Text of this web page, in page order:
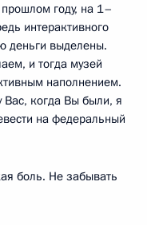
году, на 1–
интерактивного
деньги выделены.
и тогда музей
наполнением.
когда Вы были, я
на федеральный
боль. Не забывать